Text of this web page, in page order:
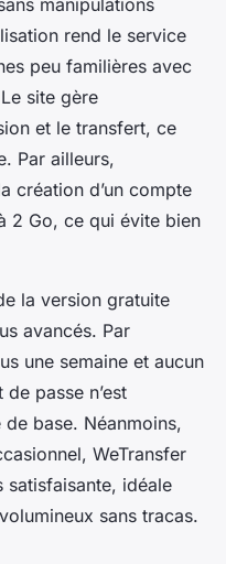
manipulations
rend le service
peu familières avec
site gère
et le transfert, ce
Par ailleurs,
création d’un compte
2 Go, ce qui évite bien
la version gratuite
avancés. Par
une semaine et aucun
passe n’est
base. Néanmoins,
WeTransfer
idéale
sans tracas.